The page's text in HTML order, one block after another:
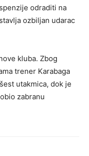
odraditi na
ozbiljan udarac
kluba. Zbog
trener Karabaga
utakmica, dok je
zabranu